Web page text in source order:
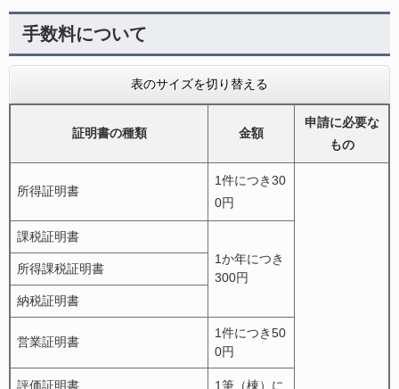
手数料について
表のサイズを切り替える
証明書の種類 金額
申請に必要な
もの
所得証明書
1件につき30
0円
課税証明書
1か年につき
300円
所得課税証明書
納税証明書
営業証明書
1件につき50
0円
評価証明書
1筆（棟）に